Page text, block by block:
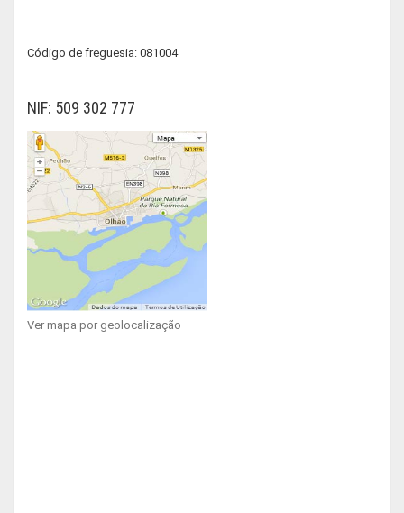
Código de freguesia: 081004
NIF: 509 302 777
Ver mapa por geolocalização